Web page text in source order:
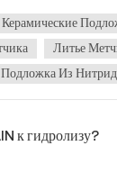
Керамические
Литье
Подложка Из
к гидролизу?